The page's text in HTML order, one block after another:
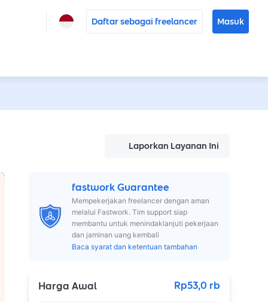
Daftar sebagai freelancer Masuk
Laporkan Layanan Ini
fastwork Guarantee
Mempekerjakan freelancer dengan aman
melalui Fastwork. Tim support siap
membantu untuk menindaklanjuti pekerjaan
dan jaminan uang kembali
Baca syarat dan ketentuan tambahan
Harga Awal Rp53,0 rb